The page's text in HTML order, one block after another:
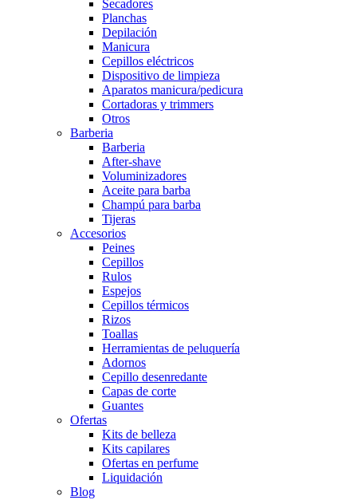
Secadores
Planchas
Depilación
Manicura
Cepillos eléctricos
Dispositivo de limpieza
Aparatos manicura/pedicura
Cortadoras y trimmers
Otros
Barberia
Barberia
After-shave
Voluminizadores
Aceite para barba
Champú para barba
Tijeras
Accesorios
Peines
Cepillos
Rulos
Espejos
Cepillos térmicos
Rizos
Toallas
Herramientas de peluquería
Adornos
Cepillo desenredante
Capas de corte
Guantes
Ofertas
Kits de belleza
Kits capilares
Ofertas en perfume
Liquidación
Blog